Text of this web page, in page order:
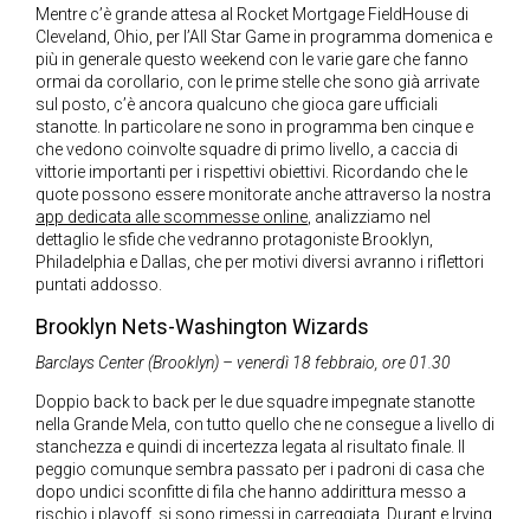
Mentre c’è grande attesa al Rocket Mortgage FieldHouse di
Cleveland, Ohio, per l’All Star Game in programma domenica e
più in generale questo weekend con le varie gare che fanno
ormai da corollario, con le prime stelle che sono già arrivate
sul posto, c’è ancora qualcuno che gioca gare ufficiali
stanotte. In particolare ne sono in programma ben cinque e
che vedono coinvolte squadre di primo livello, a caccia di
vittorie importanti per i rispettivi obiettivi. Ricordando che le
quote possono essere monitorate anche attraverso la nostra
app dedicata alle scommesse online, analizziamo nel
dettaglio le sfide che vedranno protagoniste Brooklyn,
Philadelphia e Dallas, che per motivi diversi avranno i riflettori
puntati addosso.
Brooklyn Nets-Washington Wizards
Barclays Center (Brooklyn) – venerdì 18 febbraio, ore 01.30
Doppio back to back per le due squadre impegnate stanotte
nella Grande Mela, con tutto quello che ne consegue a livello di
stanchezza e quindi di incertezza legata al risultato finale. Il
peggio comunque sembra passato per i padroni di casa che
dopo undici sconfitte di fila che hanno addirittura messo a
rischio i playoff, si sono rimessi in carreggiata. Durant e Irving